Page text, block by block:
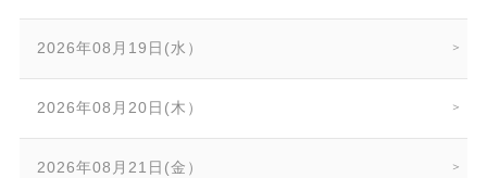
2026年08月19日(水）
2026年08月20日(木）
2026年08月21日(金）